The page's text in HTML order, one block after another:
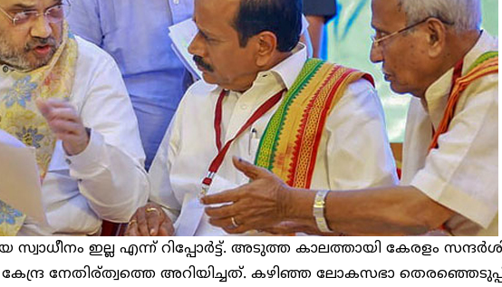
ഇല്ല എന്ന് റിപ്പോർട്ട്. അടുത്ത കാലത്തായി കേരളം
കേന്ദ്ര നേതിര്ത്വത്തെ അറിയിച്ചത്. കഴിഞ്ഞ ലോകസഭാ